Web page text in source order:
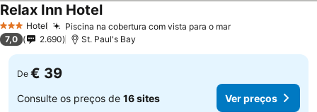
3 EstrelasHotel Piscina na cobertura com vista para o marVer preços
Relax Inn HotelVer preços
7,0 2.690 St. Paul's Bay
De € 39
Consulte os preços de 16 sites Ver preços